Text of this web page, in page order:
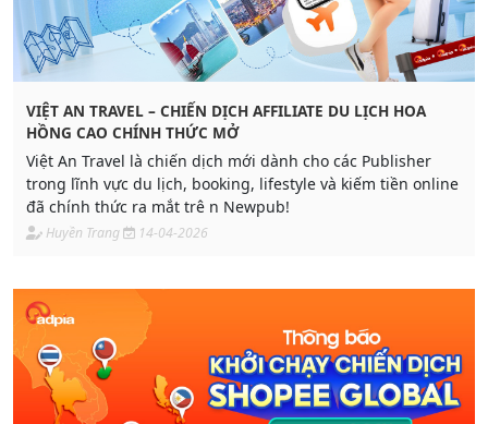
VIỆT AN TRAVEL – CHIẾN DỊCH AFFILIATE DU LỊCH HOA
HỒNG CAO CHÍNH THỨC MỞ
Việt An Travel là chiến dịch mới dành cho các Publisher
trong lĩnh vực du lịch, booking, lifestyle và kiếm tiền online
đã chính thức ra mắt trê n Newpub!
Huyền Trang 14-04-2026